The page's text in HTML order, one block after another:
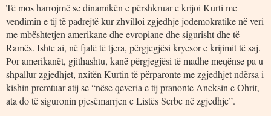
Të mos harrojmë se dinamikën e përshkruar e krijoi Kurti me
vendimin e tij të padrejtë kur zhvilloi zgjedhje jodemokratike në veri
me mbështetjen amerikane dhe evropiane dhe sigurisht dhe të
Ramës. Ishte ai, në fjalë të tjera, përgjegjësi kryesor e krijimit të saj.
Por amerikanët, gjithashtu, kanë përgjegjësi të madhe meqënse pa u
shpallur zgjedhjet, nxitën Kurtin të përparonte me zgjedhjet ndërsa i
kishin premtuar atij se “nëse qeveria e tij pranonte Aneksin e Ohrit,
ata do të siguronin pjesëmarrjen e Listës Serbe në zgjedhje”.